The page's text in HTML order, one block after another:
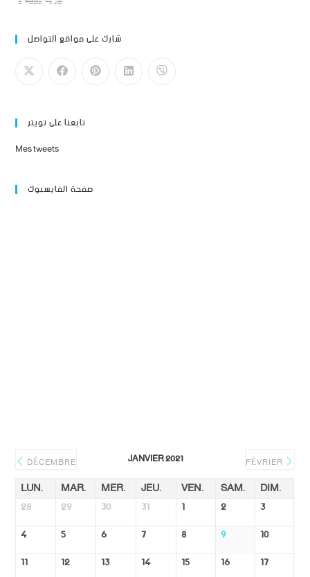
شارك على مواقع التواصل
تابعنا على تويتر
Mes tweets
صفحة الفايسبوك
DÉCEMBRE JANVIER 2021 FÉVRIER
LUN. MAR. MER. JEU. VEN. SAM. DIM.
28 29 30 31 1 2
3
4
5 6 7 8 9
10
11
12 13 14 15 16 17